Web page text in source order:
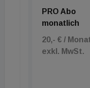
Während die
senden die
optimistisches
durch den Iran-
vdp für das
PRO Abo
monatlich
20,- € /
exkl. MwSt.